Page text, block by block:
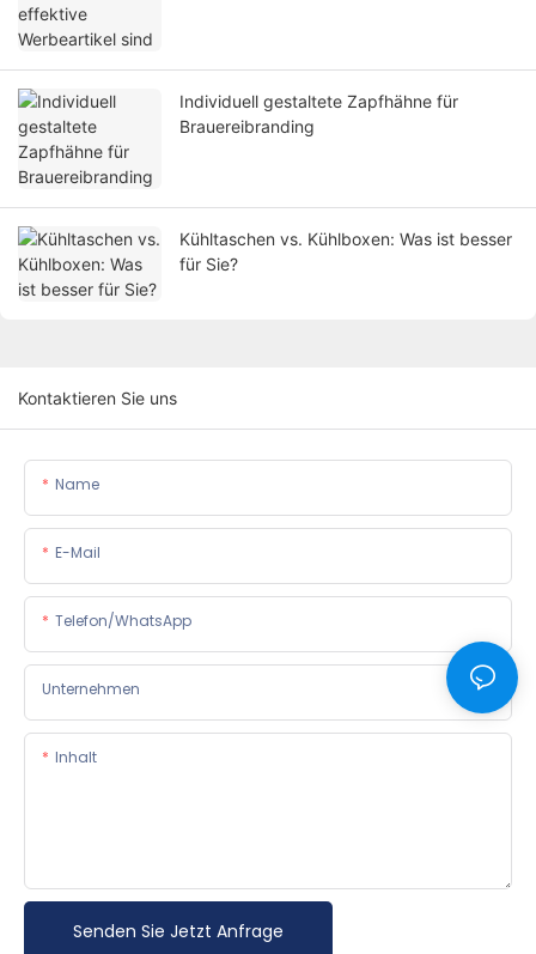
Individuell gestaltete Zapfhähne für
Brauereibranding
Kühltaschen vs. Kühlboxen: Was ist besser
für Sie?
Kontaktieren Sie uns
Name
E-Mail
Telefon/WhatsApp
Unternehmen
Inhalt
Senden Sie Jetzt Anfrage